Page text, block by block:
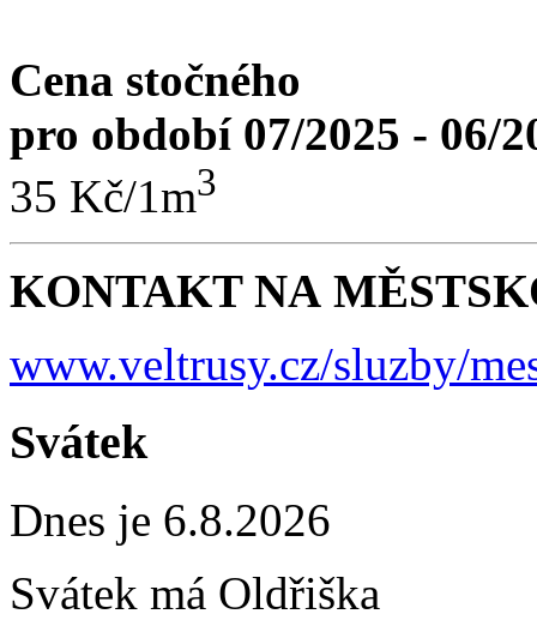
Cena stočného
pro období 07/2025 - 06/
35 Kč/1m3
KONTAKT NA
www.veltrusy.cz/sluzby/
Svátek
Dnes je 6.8.2026
Svátek má Oldřiška